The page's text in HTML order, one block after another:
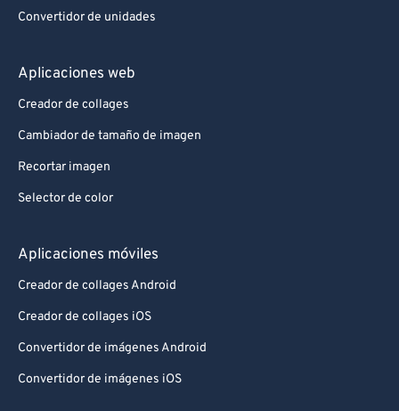
Convertidor de unidades
Aplicaciones web
Creador de collages
Cambiador de tamaño de imagen
Recortar imagen
Selector de color
Aplicaciones móviles
Creador de collages Android
Creador de collages iOS
Convertidor de imágenes Android
Convertidor de imágenes iOS